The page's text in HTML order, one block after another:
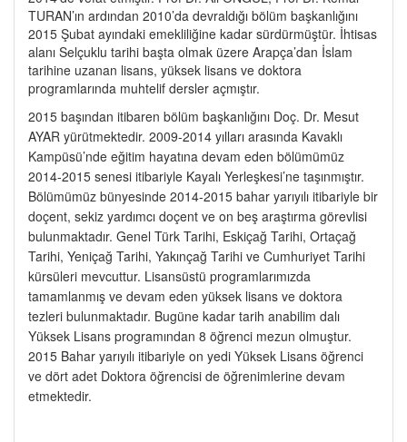
TURAN’ın ardından 2010’da devraldığı bölüm başkanlığını
2015 Şubat ayındaki emekliliğine kadar sürdürmüştür. İhtisas
alanı Selçuklu tarihi başta olmak üzere Arapça’dan İslam
tarihine uzanan lisans, yüksek lisans ve doktora
programlarında muhtelif dersler açmıştır.
2015 başından itibaren bölüm başkanlığını Doç. Dr. Mesut
AYAR yürütmektedir. 2009-2014 yılları arasında Kavaklı
Kampüsü’nde eğitim hayatına devam eden bölümümüz
2014-2015 senesi itibariyle Kayalı Yerleşkesi’ne taşınmıştır.
Bölümümüz bünyesinde 2014-2015 bahar yarıyılı itibariyle bir
doçent, sekiz yardımcı doçent ve on beş araştırma görevlisi
bulunmaktadır. Genel Türk Tarihi, Eskiçağ Tarihi, Ortaçağ
Tarihi, Yeniçağ Tarihi, Yakınçağ Tarihi ve Cumhuriyet Tarihi
kürsüleri mevcuttur. Lisansüstü programlarımızda
tamamlanmış ve devam eden yüksek lisans ve doktora
tezleri bulunmaktadır. Bugüne kadar tarih anabilim dalı
Yüksek Lisans programından 8 öğrenci mezun olmuştur.
2015 Bahar yarıyılı itibariyle on yedi Yüksek Lisans öğrenci
ve dört adet Doktora öğrencisi de öğrenimlerine devam
etmektedir.